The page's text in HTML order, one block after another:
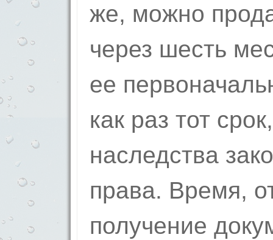
же, можно
через шесть
ее
как раз тот
наследства
права. Время,
получение